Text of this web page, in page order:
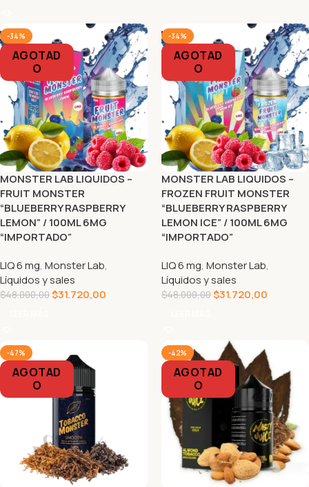
-34%
AGOTAD
O
MONSTER LAB LIQUIDOS –
FRUIT MONSTER
“BLUEBERRY RASPBERRY
LEMON” / 100ML 6MG
“IMPORTADO”
LIQ 6 mg, Monster Lab,
Líquidos y sales
$48.000,00$31.720,00
-34%
AGOTAD
O
MONSTER LAB LIQUIDOS –
FROZEN FRUIT MONSTER
“BLUEBERRY RASPBERRY
LEMON ICE” / 100ML 6MG
“IMPORTADO”
LIQ 6 mg, Monster Lab,
Líquidos y sales
$48.000,00$31.720,00
-47%
AGOTAD
O
-42%
AGOTAD
O